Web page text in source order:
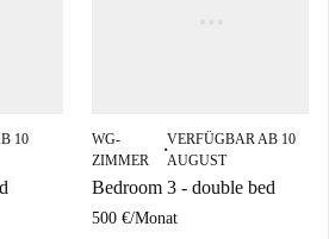
10
WG-
ZIMMER
■
VERFÜGBAR AB 10
AUGUST
Bedroom 3 - double bed
500 €/Monat